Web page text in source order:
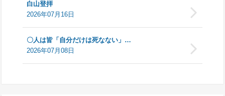
白山登拝
2026年07月16日
〇人は皆「自分だけは死なない」…
2026年07月08日